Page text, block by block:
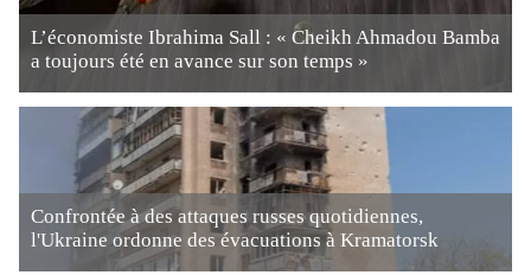
L’économiste Ibrahima Sall : « Cheikh Ahmadou Bamba
a toujours été en avance sur son temps »
Confrontée à des attaques russes quotidiennes,
l'Ukraine ordonne des évacuations à Kramatorsk